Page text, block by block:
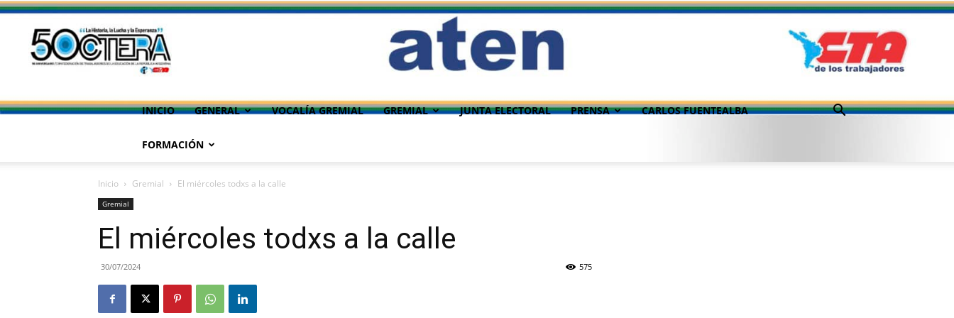
INICIO GENERAL VOCALÍA GREMIAL GREMIAL JUNTA ELECTORAL PRENSA CARLOS FUENTEALBA
FORMACIÓN
Inicio Gremial El miércoles todxs a la calle
Gremial
El miércoles todxs a la calle
30/07/2024 575